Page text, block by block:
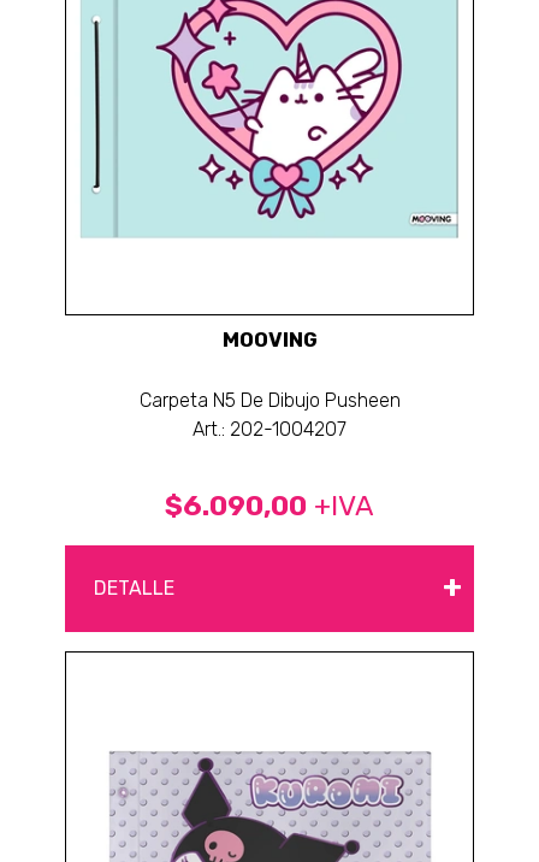
MOOVING
Carpeta N5 De Dibujo Pusheen
Art.: 202-1004207
$6.090,00 +IVA
DETALLE +